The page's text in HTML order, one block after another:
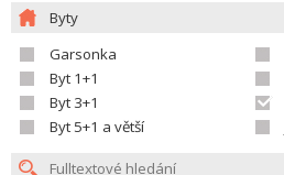
Byty
Garsonka
Byt 1+1
Byt 3+1
Byt 5+1 a větší